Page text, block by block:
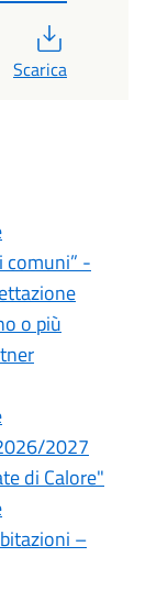
Scarica
comuni” -
o più
2027
di Calore"
–